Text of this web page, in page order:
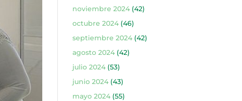
noviembre 2024(42)
octubre 2024(46)
septiembre 2024(42)
agosto 2024(42)
julio 2024(53)
junio 2024(43)
mayo 2024(55)